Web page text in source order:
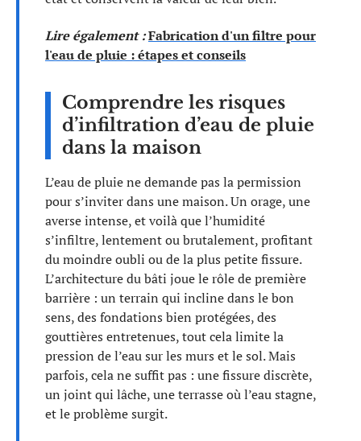
Lire également :Fabrication d'un filtre pour
l'eau de pluie : étapes et conseils
Comprendre les risques
d’infiltration d’eau de pluie
dans la maison
L’eau de pluie ne demande pas la permission
pour s’inviter dans une maison. Un orage, une
averse intense, et voilà que l’humidité
s’infiltre, lentement ou brutalement, profitant
du moindre oubli ou de la plus petite fissure.
L’architecture du bâti joue le rôle de première
barrière : un terrain qui incline dans le bon
sens, des fondations bien protégées, des
gouttières entretenues, tout cela limite la
pression de l’eau sur les murs et le sol. Mais
parfois, cela ne suffit pas : une fissure discrète,
un joint qui lâche, une terrasse où l’eau stagne,
et le problème surgit.